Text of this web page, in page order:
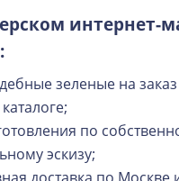
интернет-
зеленые на
по
эскизу;